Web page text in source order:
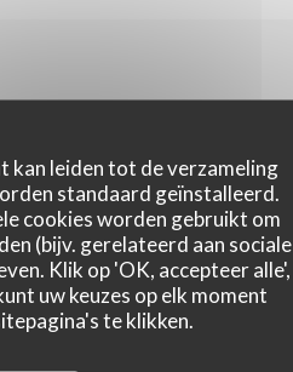
kan leiden tot de verzameling
standaard geïnstalleerd.
cookies worden gebruikt om
(bijv. gerelateerd aan sociale
Klik op 'OK, accepteer alle',
uw keuzes op elk moment
te klikken.
saisons et les arrivages.